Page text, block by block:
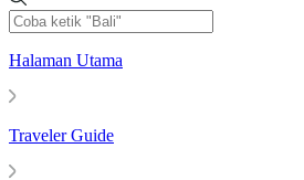
Halaman Utama
Traveler Guide